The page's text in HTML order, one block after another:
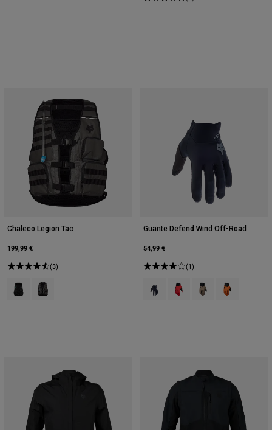
Chaleco Legion Tac
199,99 €
(3)
Product swatch type of Negro.
Product swatch type of Gris Peltre.
Guante Defend Wind Off-Road
54,99 €
(1)
Product swatch type of Negro.
Product swatch type of
Product swatch
Product